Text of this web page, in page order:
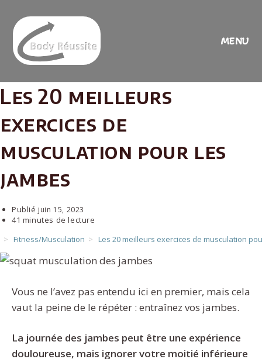
content
MENU
Les 20 meilleurs
exercices de
musculation pour les
jambes
Publié juin 15, 2023
41 minutes de lecture
>
Fitness/Musculation > Les 20 meilleurs exercices de musculation
Vous ne l’avez pas entendu ici en premier, mais cela
vaut la peine de le répéter : entraînez vos jambes.
La journée des jambes peut être une expérience
douloureuse, mais ignorer votre moitié inférieure